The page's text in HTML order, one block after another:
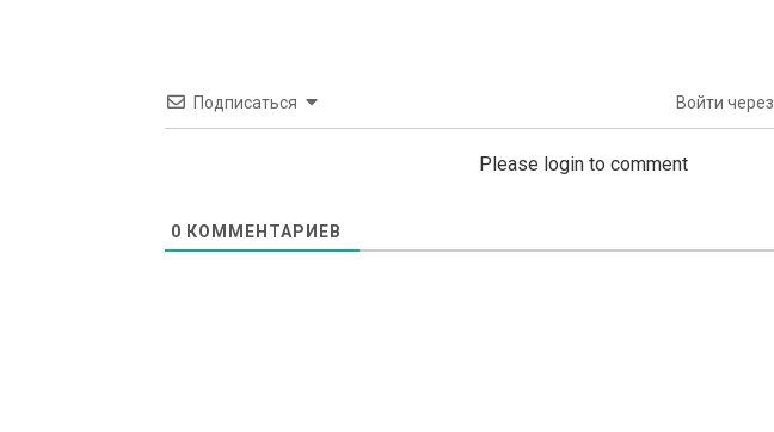
Подписаться Войти через
Please login to comment
0 КОММЕНТАРИЕВ